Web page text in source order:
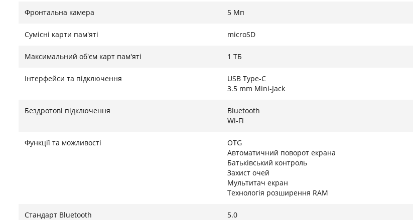
повного заряду вистачає на весь робочий день інтенсивного використання — від ранкових новин до
вечірнього перегляду серіалів. Підтримка технології OTG дозволяє підключати до планшета зовнішні
поїздці.
Знайшли помилку?
Фронтальна камера 5 Мп
Сумісні карти пам'яті microSD
Максимальний об'єм карт пам'яті 1 ТБ
Інтерфейси та підключення
USB Type-C
3.5 mm Mini-Jack
Бездротові підключення
Bluetooth
Wi-Fi
Функції та можливості
OTG
Автоматичний поворот екрана
Батьківський контроль
Захист очей
Мультитач екран
Технологія розширення RAM
Стандарт Bluetooth 5.0